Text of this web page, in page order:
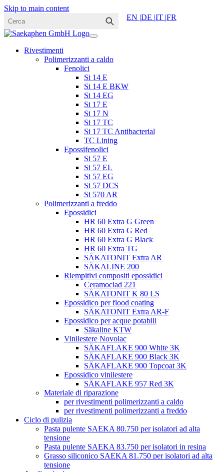
Skip to main content
EN |DE |IT |FR
Rivestimenti
Polimerizzanti a caldo
Fenolici
Si 14 E
Si 14 E BKW
Si 14 EG
Si 17 E
Si 17 N
Si 17 TC
Si 17 TC Antibacterial
TC Lining
Epossifenolici
Si 57 E
Si 57 EL
Si 57 EG
Si 57 DCS
Si 570 AR
Polimerizzanti a freddo
Epossidici
HR 60 Extra G Green
HR 60 Extra G Red
HR 60 Extra G Black
HR 60 Extra TG
SÄKATONIT Extra AR
SÄKALINE 200
Riempitivi compositi epossidici
Ceramoclad 221
SÄKATONIT K 80 LS
Epossidico per flood coating
SÄKATONIT Extra AR-F
Epossidico per acque potabili
Säkaline KTW
Vinilestere Novolac
SÄKAFLAKE 900 White 3K
SÄKAFLAKE 900 Black 3K
SÄKAFLAKE 900 Topcoat 3K
Epossidico vinilestere
SÄKAFLAKE 957 Red 3K
Materiale di riparazione
per rivestimenti polimerizzanti a caldo
per rivestimenti polimerizzanti a freddo
Ciclo di pulizia
Pasta pulente SAEKA 80.750 per isolatori ad alta
tensione
Pasta pulente SAEKA 83.750 per isolatori in resina
Grasso siliconico SAEKA 81.750 per isolatori ad alta
tensione